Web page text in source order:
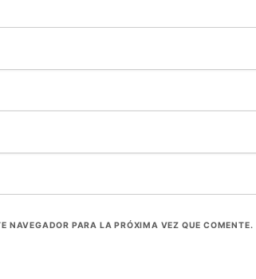
NAVEGADOR PARA LA PRÓXIMA VEZ QUE COMENTE.